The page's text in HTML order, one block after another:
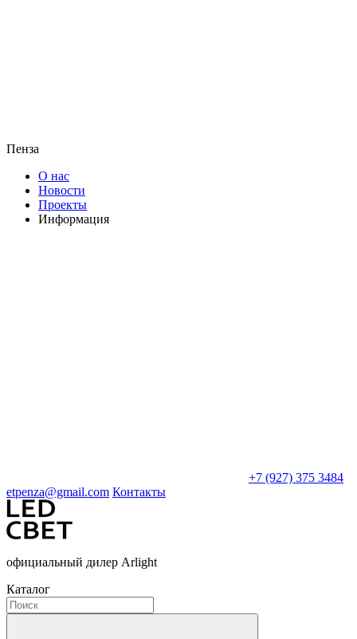
Пенза
О нас
Новости
Проекты
Информация
+7 (927) 375 3484
etpenza@gmail.com Контакты
официальный дилер Arlight
Каталог